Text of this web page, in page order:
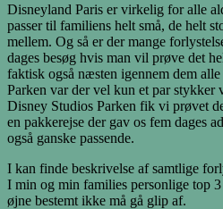
Disneyland Paris er virkelig for alle
passer til familiens helt små, de helt
mellem. Og så er der mange
dages besøg hvis man vil prøve det
faktisk også næsten igennem dem
Parken var der vel kun et par
Disney Studios Parken fik vi prøvet
en pakkerejse der gav os fem dages
også ganske passende.
I kan finde beskrivelse af samtlige
I min og min families personlige top
øjne bestemt ikke må gå glip af.